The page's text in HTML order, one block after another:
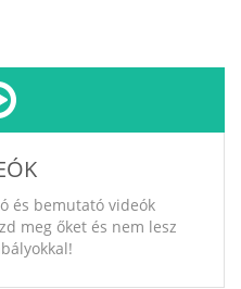
és bemutató videók
meg őket és nem lesz